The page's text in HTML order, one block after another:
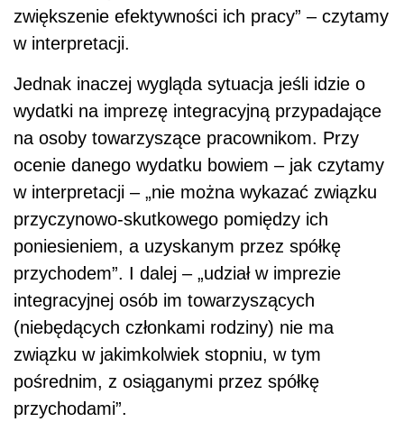
zwiększenie efektywności ich pracy” – czytamy
w interpretacji.
Jednak inaczej wygląda sytuacja jeśli idzie o
wydatki na imprezę integracyjną przypadające
na osoby towarzyszące pracownikom. Przy
ocenie danego wydatku bowiem – jak czytamy
w interpretacji – „nie można wykazać związku
przyczynowo-skutkowego pomiędzy ich
poniesieniem, a uzyskanym przez spółkę
przychodem”. I dalej – „udział w imprezie
integracyjnej osób im towarzyszących
(niebędących członkami rodziny) nie ma
związku w jakimkolwiek stopniu, w tym
pośrednim, z osiąganymi przez spółkę
przychodami”.